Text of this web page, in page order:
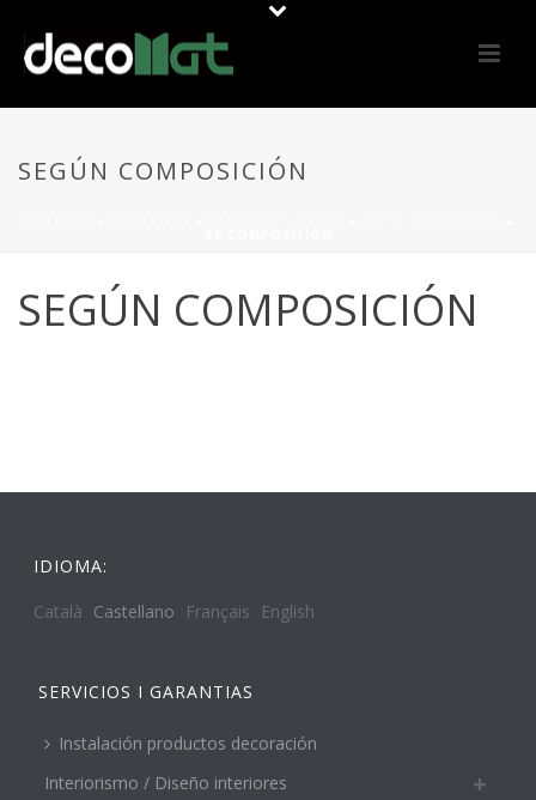
SEGÚN COMPOSICIÓN
SEGÚN COMPOSICIÓN
IDIOMA:
Català Castellano Français English
SERVICIOS I GARANTIAS
Instalación productos decoración
Interiorismo / Diseño interiores